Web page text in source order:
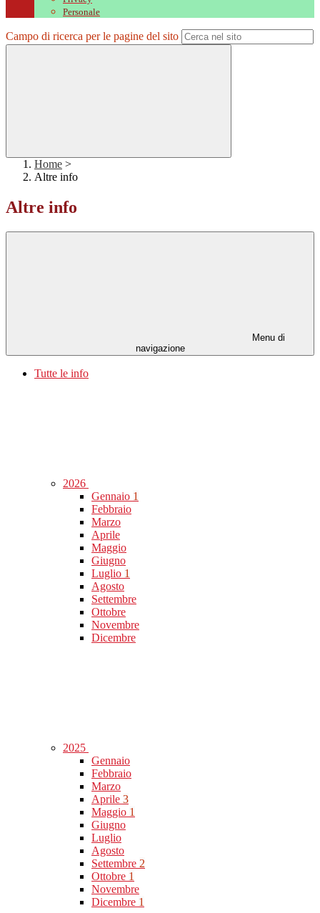
Personale
Campo di ricerca per le pagine del sito
Home >
Altre info
Altre info
Menu di
navigazione
Tutte le info
2026
Gennaio 1
Febbraio
Marzo
Aprile
Maggio
Giugno
Luglio 1
Agosto
Settembre
Ottobre
Novembre
Dicembre
2025
Gennaio
Febbraio
Marzo
Aprile 3
Maggio 1
Giugno
Luglio
Agosto
Settembre 2
Ottobre 1
Novembre
Dicembre 1